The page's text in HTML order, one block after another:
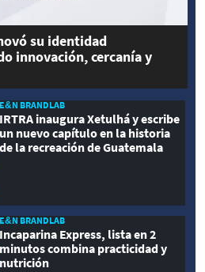
su identidad
innovación, cercanía y
E&N BRANDLAB
IRTRA inaugura Xetulhá y escribe
un nuevo capítulo en la historia
de la recreación de Guatemala
E&N BRANDLAB
Incaparina Express, lista en 2
minutos combina practicidad y
nutrición